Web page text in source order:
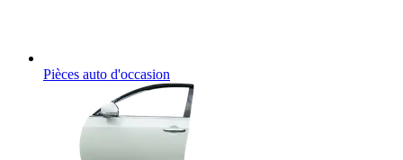
Pièces auto d'occasion